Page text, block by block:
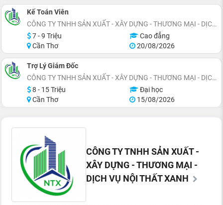
Kế Toán Viên
CÔNG TY TNHH SẢN XUẤT - XÂY DỰNG - THƯƠNG MẠI - DỊCH VỤ NỘI THẤT XANH
7 - 9 Triệu
Cao đẳng
Cần Thơ
20/08/2026
Trợ Lý Giám Đốc
CÔNG TY TNHH SẢN XUẤT - XÂY DỰNG - THƯƠNG MẠI - DỊCH VỤ NỘI THẤT XANH
8 - 15 Triệu
Đại học
Cần Thơ
15/08/2026
CÔNG TY TNHH SẢN XUẤT -
XÂY DỰNG - THƯƠNG MẠI -
DỊCH VỤ NỘI THẤT XANH